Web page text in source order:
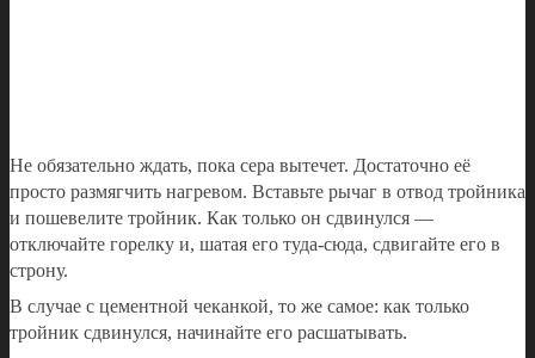
Не обязательно ждать, пока сера вытечет. Достаточно её
просто размягчить нагревом. Вставьте рычаг в отвод тройника
и пошевелите тройник. Как только он сдвинулся —
отключайте горелку и, шатая его туда-сюда, сдвигайте его в
строну.
В случае с цементной чеканкой, то же самое: как только
тройник сдвинулся, начинайте его расшатывать.